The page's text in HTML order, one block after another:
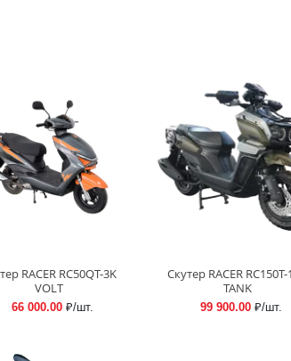
RACER RC50QT-3K
VOLT
66 000.00 ₽/шт.
Скутер RACER
TANK
99 900.00 ₽/шт.